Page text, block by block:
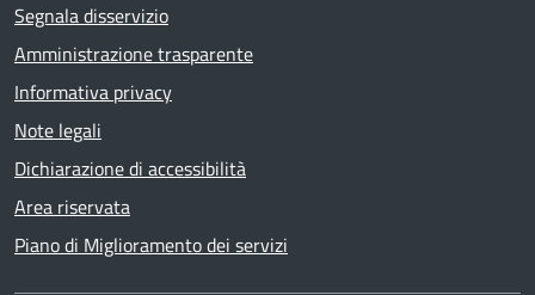
Segnala disservizio
Amministrazione trasparente
Informativa privacy
Note legali
Dichiarazione di accessibilità
Area riservata
Piano di Miglioramento dei servizi